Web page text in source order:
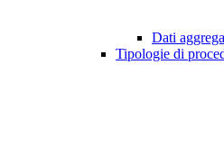
Dati
Tipologie di